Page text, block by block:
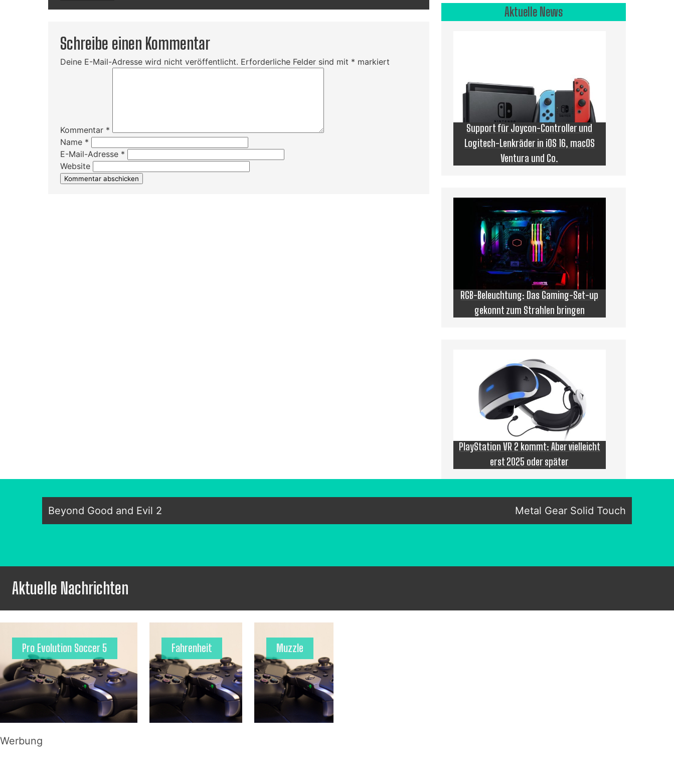
Schreibe einen Kommentar
Deine E-Mail-Adresse wird nicht veröffentlicht. Erforderliche Felder sind mit * markiert
Kommentar *
Name *
E-Mail-Adresse *
Website
Aktuelle News
Support für Joycon-Controller und
Logitech-Lenkräder in iOS 16, macOS
Ventura und Co.
RGB-Beleuchtung: Das Gaming-Set-up
gekonnt zum Strahlen bringen
PlayStation VR 2 kommt: Aber vielleicht
erst 2025 oder später
Beyond Good and Evil 2 Metal Gear Solid Touch
Aktuelle Nachrichten
Pro Evolution Soccer 5 Fahrenheit Muzzle
Werbung